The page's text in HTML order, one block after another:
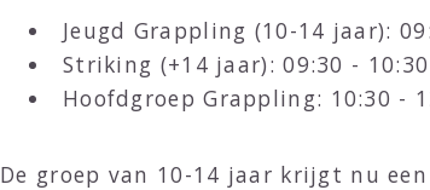
Jeugd Grappling (10-14 jaar):
Striking (+14 jaar): 09:30 -
Hoofdgroep Grappling: 10:30 -
De groep van 10-14 jaar krijgt nu